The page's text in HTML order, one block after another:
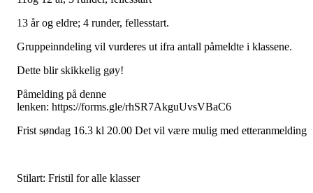
13 år og eldre; 4 runder, fellesstart.
Gruppeinndeling vil vurderes ut ifra antall påmeldte i klassene.
Dette blir skikkelig gøy!
Påmelding på denne
lenken: https://forms.gle/rhSR7AkguUvsVBaC6
Frist søndag 16.3 kl 20.00 Det vil være mulig med etteranmelding
Stilart: Fristil for alle klasser